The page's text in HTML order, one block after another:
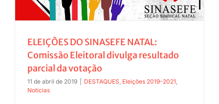
ELEIÇÕES DO SINASEFE NATAL:
Comissão Eleitoral divulga resultado
parcial da votação
11 de abril de 2019 DESTAQUES, Eleições 2019-2021,
Noticias